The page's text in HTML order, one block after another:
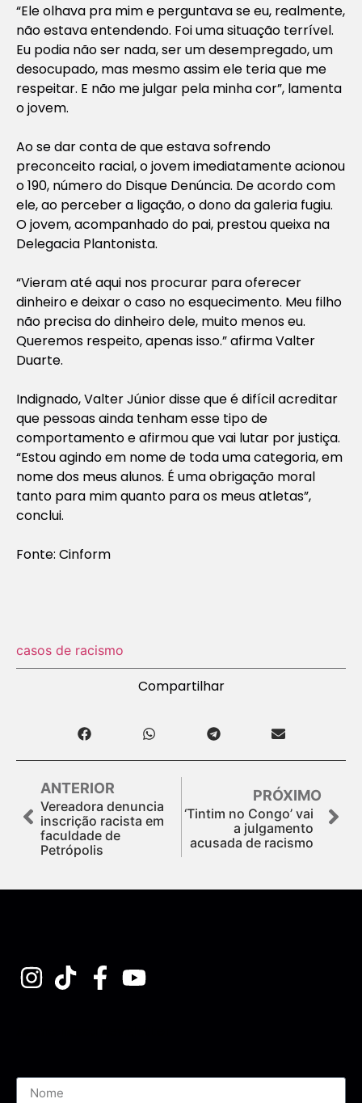
“Ele olhava pra mim e perguntava se eu, realmente,
não estava entendendo. Foi uma situação terrível.
Eu podia não ser nada, ser um desempregado, um
desocupado, mas mesmo assim ele teria que me
respeitar. E não me julgar pela minha cor”, lamenta
o jovem.
Ao se dar conta de que estava sofrendo
preconceito racial, o jovem imediatamente acionou
o 190, número do Disque Denúncia. De acordo com
ele, ao perceber a ligação, o dono da galeria fugiu.
O jovem, acompanhado do pai, prestou queixa na
Delegacia Plantonista.
“Vieram até aqui nos procurar para oferecer
dinheiro e deixar o caso no esquecimento. Meu filho
não precisa do dinheiro dele, muito menos eu.
Queremos respeito, apenas isso.” afirma Valter
Duarte.
Indignado, Valter Júnior disse que é difícil acreditar
que pessoas ainda tenham esse tipo de
comportamento e afirmou que vai lutar por justiça.
“Estou agindo em nome de toda uma categoria, em
nome dos meus alunos. É uma obrigação moral
tanto para mim quanto para os meus atletas”,
conclui.
Fonte: Cinform
casos de racismo
Compartilhar
ANTERIOR
Vereadora denuncia
inscrição racista em
faculdade de
Petrópolis
PRÓXIMO
‘Tintim no Congo’ vai
a julgamento
acusada de racismo